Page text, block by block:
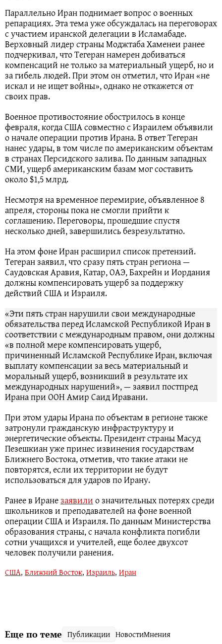
Параллельно Иран поднимает вопрос о военных
репарациях. Эта тема уже обсуждалась на переговорах
с участием иранской делегации в Исламабаде.
Верховный лидер страны Моджтаба Хаменеи ранее
подчеркивал, что Тегеран намерен добиваться
компенсаций не только за материальный ущерб, но и
за гибель людей. При этом он отметил, что Иран «не
искал и не ищет войны», однако не откажется от
своих прав.
Военное противостояние обострилось в конце
февраля, когда США совместно с Израилем объявили
о начале операции против Ирана. В ответ Тегеран
нанес удары, в том числе по американским объектам
в странах Персидского залива. По данным западных
СМИ, ущерб американским базам мог составить
около $1,5 млрд.
Несмотря на временное перемирие, объявленное 8
апреля, стороны пока не смогли прийти к
соглашению. Переговоры, прошедшие спустя
несколько дней, завершились безрезультатно.
На этом фоне Иран расширил список претензий.
Тегеран заявил, что сразу пять стран региона —
Саудовская Аравия, Катар, ОАЭ, Бахрейн и Иордания
должны компенсировать ущерб за поддержку
действий США и Израиля.
«Эти пять стран нарушили свои международные
обязательства перед Исламской Республикой Иран в
соответствии с международным правом, они должны
«в полной мере компенсировать ущерб,
причиненный Исламской Республике Иран, включая
выплату компенсации за весь материальный и
моральный ущерб, возникший в результате их
международных нарушений», — заявил постпред
Ирана при ООН Амир Саид Иравани.
При этом удары Ирана по объектам в регионе также
затронули гражданскую инфраструктуру и
энергетические объекты. Президент страны Масуд
Пезешкиан уже принес извинения государствам
Ближнего Востока, отметив, что такие атаки не
повторятся, если их территории не будут
использоваться для ударов по Ирану.
Ранее в Иранезаявилио значительных потерях среди
школьников и преподавателей на фоне военной
операции США и Израиля. По данным Министерства
образования страны, с начала конфликта погибли
сотни учащихся и учителей, еще более двухсот
человек получили ранения.
США, Ближний Восток, Израиль, Иран
Еще по теме Публикации НовостиМнения